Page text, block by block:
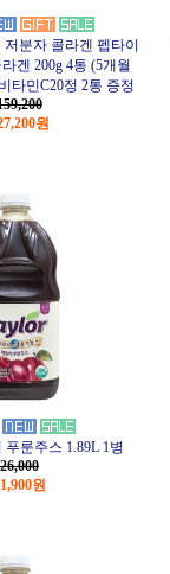
분자 콜라겐 펩타이
겐 200g 4통 (5개월
타민C20정 2통 증정
원
푸룬주스 1.89L 1병
26,000
원